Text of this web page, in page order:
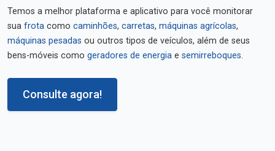
Temos a melhor plataforma e aplicativo para você monitorar
sua frota como caminhões, carretas, máquinas agrícolas,
máquinas pesadas ou outros tipos de veículos, além de seus
bens-móveis como geradores de energia e semirreboques.
Consulte agora!